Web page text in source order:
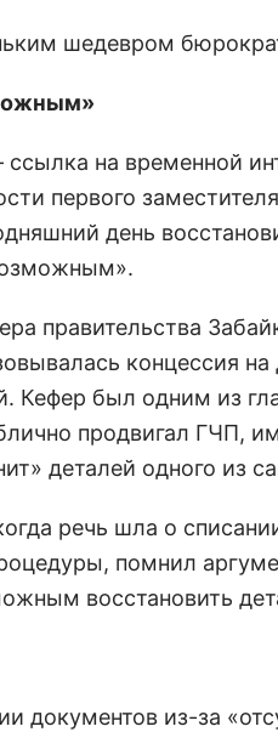
шедевром
ссылка на временной
первого
день
правительства
концессия
Кефер был одним из
продвигал ГЧП,
деталей одного из
речь шла о
помнил
восстановить
документов из-за